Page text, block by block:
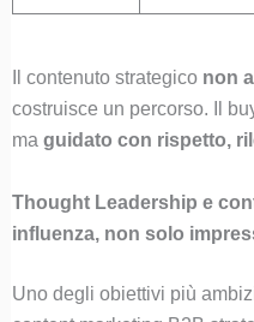
Il contenuto strategico non
costruisce un percorso. Il
ma guidato con rispetto,
Thought Leadership e
influenza, non solo
Uno degli obiettivi più